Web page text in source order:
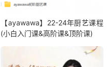
【ayawawa】22-24年厨艺课程
(小白入门课&高阶课&顶阶课)